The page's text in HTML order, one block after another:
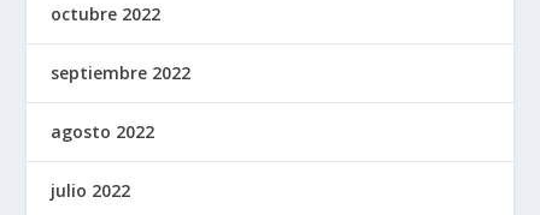
octubre 2022
septiembre 2022
agosto 2022
julio 2022